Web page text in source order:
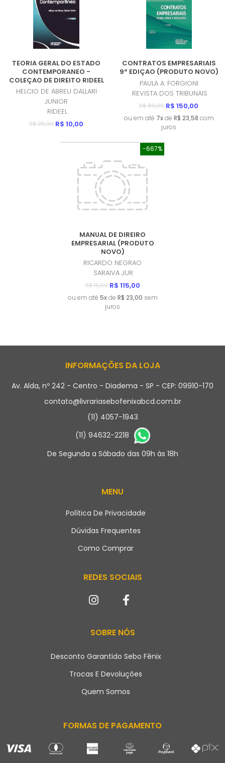
TEORIA GERAL DO ESTADO
CONTEMPORANEO -
COLEÇAO DE DIREITO RIDEEL
(PRODUTO USADO - MUITO
BOM)
HELCIO DE ABREU DALLARI
JUNIOR
RIDEEL
R$ 25,00 R$ 10,00
CONTRATOS EMPRESARIAIS
9º EDIÇAO (PRODUTO NOVO)
PAULA A. FORGIONI
REVISTA DOS TRIBUNAIS
R$ 85,00 R$ 150,00
ou em até 7xde R$ 23,58 com
juros
-667%
MANUAL DE DIREIRO
EMPRESARIAL (PRODUTO
NOVO)
RICARDO NEGRAO
SARAIVA JUR
R$ 15,00 R$ 115,00
ou em até 5xde R$ 23,00 sem
juros
INFORMAÇÕES DA LOJA
Av. Alda, nº 242 - Centro - Diadema - SP - CEP: 09910-170
contato@livrariasebofenixabcd.com.br
(11) 4057-1943
(11) 94632-2218
De Segunda a Sábado das 09h às 18h
MENU
Política De Privacidade
Dúvidas Frequentes
Como Comprar
REDES SOCIAIS
SOBRE NÓS
Desconto Garantido Sebo Fênix
Trocas E Devoluções
Quem Somos
FORMAS DE PAGAMENTO